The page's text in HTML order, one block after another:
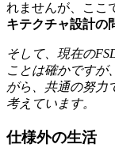
れませんが、ここ
キテクチャ設計の
そして、現在の
ことは確かですが
がら、共通の努力
考えています。
仕様外の生活